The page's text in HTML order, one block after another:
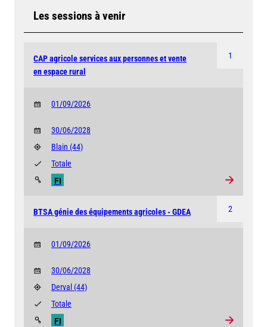
Les sessions à venir
1
CAP agricole services aux personnes et vente
en espace rural
01/09/2026
30/06/2028
Blain (44)
FI
Totale
2
BTSA génie des équipements agricoles - GDEA
01/09/2026
30/06/2028
Derval (44)
FI
Totale